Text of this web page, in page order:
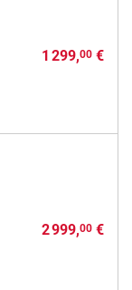
1 299,00€
2 999,00€